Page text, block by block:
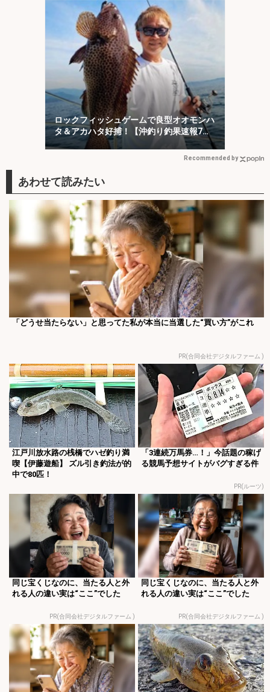
ロックフィッシュゲームで良型オオモンハ
タ＆アカハタ好捕！【沖釣り釣果速報7
選・三重】
Recommended by
「どうせ当たらない」と思ってた私が本当に当選した“買い方”がこれ
PR(合同会社デジタルファーム )
江戸川放水路の桟橋でハゼ釣り満
喫【伊藤遊船】 ズル引き釣法が的
中で80匹！
「3連続万馬券…！」今話題の稼げ
る競馬予想サイトがバグすぎる件
PR(ルーツ)
同じ宝くじなのに、当たる人と外
れる人の違い実は“ここ”でした
PR(合同会社デジタルファーム )
同じ宝くじなのに、当たる人と外
れる人の違い実は“ここ”でした
PR(合同会社デジタルファーム )